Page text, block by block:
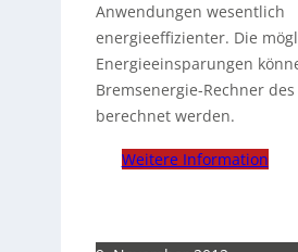
Anwendungen wesentlich
energieeffizienter. Die
Energieeinsparungen
Bremsenergie-Rechner
berechnet werden.
Weitere Information